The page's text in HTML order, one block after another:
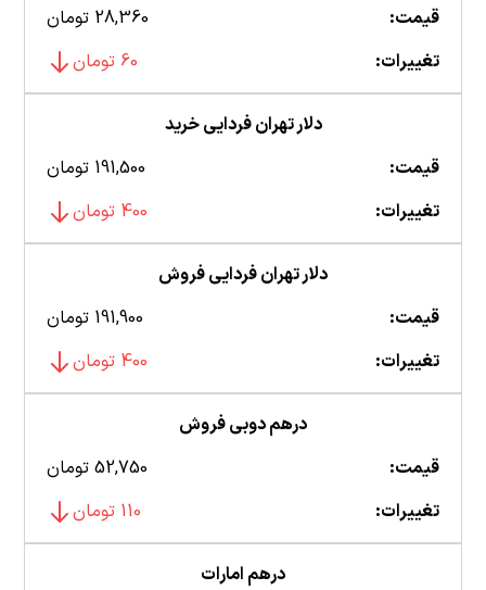
قیمت:
28,360 تومان
تغییرات:
60 تومان
دلار تهران فردایی خرید
قیمت:
191,500 تومان
تغییرات:
400 تومان
دلار تهران فردایی فروش
قیمت:
191,900 تومان
تغییرات:
400 تومان
درهم دوبی فروش
قیمت:
52,750 تومان
تغییرات:
110 تومان
درهم امارات